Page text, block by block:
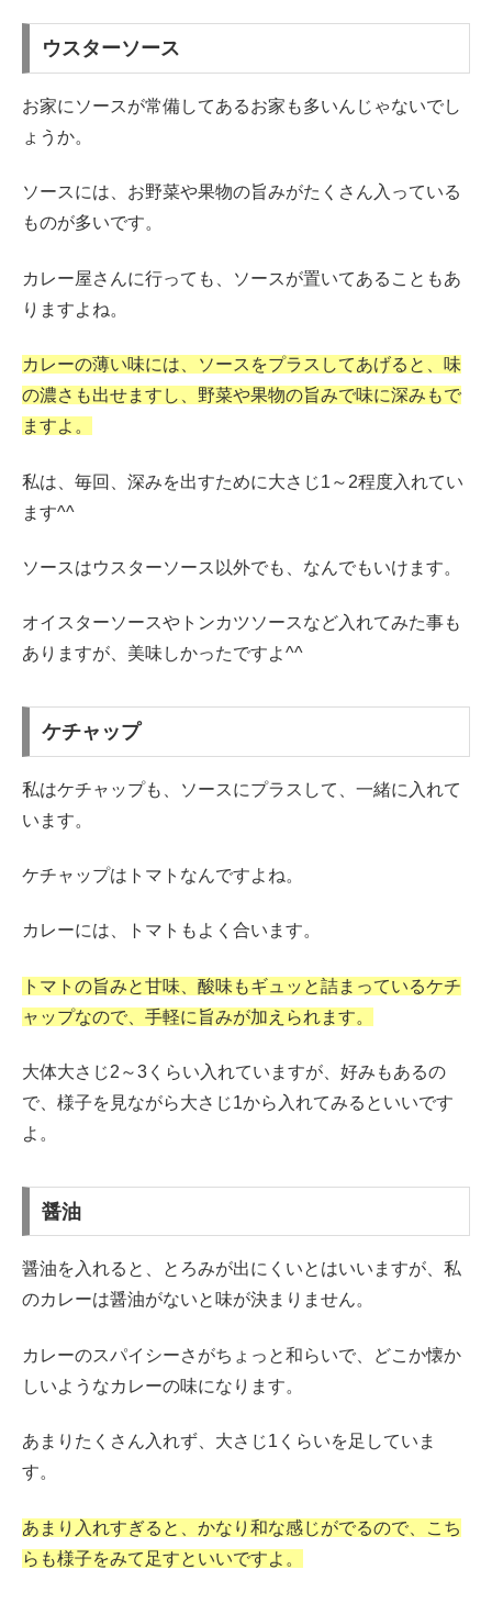
ウスターソース
お家にソースが常備してあるお家も多いんじゃないでし
ょうか。
ソースには、お野菜や果物の旨みがたくさん入っている
ものが多いです。
カレー屋さんに行っても、ソースが置いてあることもあ
りますよね。
カレーの薄い味には、ソースをプラスしてあげると、味
の濃さも出せますし、野菜や果物の旨みで味に深みもで
ますよ。
私は、毎回、深みを出すために大さじ1～2程度入れてい
ます^^
ソースはウスターソース以外でも、なんでもいけます。
オイスターソースやトンカツソースなど入れてみた事も
ありますが、美味しかったですよ^^
ケチャップ
私はケチャップも、ソースにプラスして、一緒に入れて
います。
ケチャップはトマトなんですよね。
カレーには、トマトもよく合います。
トマトの旨みと甘味、酸味もギュッと詰まっているケチ
ャップなので、手軽に旨みが加えられます。
大体大さじ2～3くらい入れていますが、好みもあるの
で、様子を見ながら大さじ1から入れてみるといいです
よ。
醤油
醤油を入れると、とろみが出にくいとはいいますが、私
のカレーは醤油がないと味が決まりません。
カレーのスパイシーさがちょっと和らいで、どこか懐か
しいようなカレーの味になります。
あまりたくさん入れず、大さじ1くらいを足していま
す。
あまり入れすぎると、かなり和な感じがでるので、こち
らも様子をみて足すといいですよ。